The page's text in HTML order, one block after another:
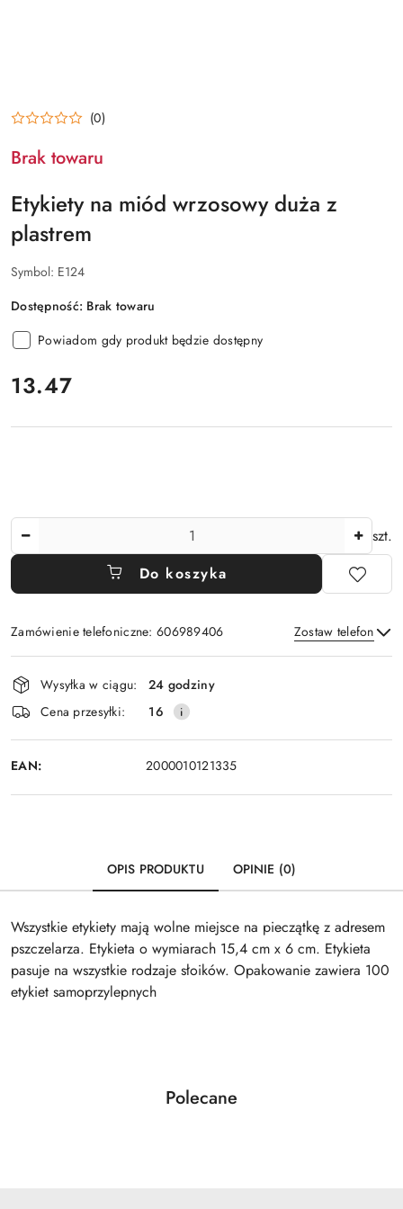
(0)
Brak towaru
Etykiety na miód wrzosowy duża z
plastrem
Symbol: E124
Dostępność: Brak towaru
Powiadom gdy produkt będzie dostępny
cena:
13.47
szt.
Do koszyka
Zamówienie telefoniczne: 606989406 Zostaw telefon
Wyślij
Dostępność
i
dostawa
Wysyłka w ciągu:
24 godziny
Cena przesyłki:
16
EAN: 2000010121335
OPIS PRODUKTU OPINIE (0)
Wszystkie etykiety mają wolne miejsce na pieczątkę z adresem
pszczelarza. Etykieta o wymiarach 15,4 cm x 6 cm. Etykieta
pasuje na wszystkie rodzaje słoików. Opakowanie zawiera 100
etykiet samoprzylepnych
Pomiń karuzelę produktów
Produkty
Polecane